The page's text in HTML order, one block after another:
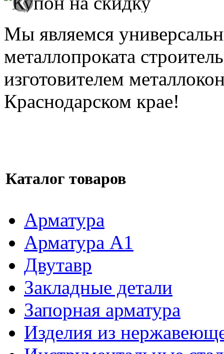
Мы являемся
металлопроката
изготовителем
Краснодарском крае!
Каталог товаров
Арматура
Арматура A1
Двутавр
Закладные детали
Запорная арматура
Изделия из